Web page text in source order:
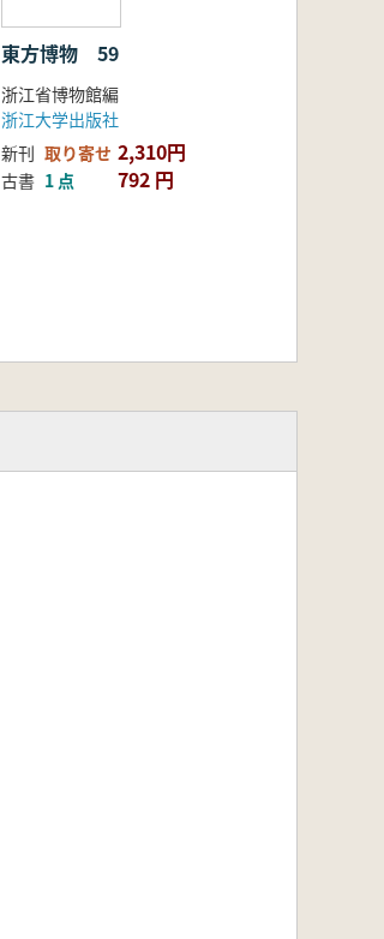
東方博物 59
浙江省博物館編
浙江大学出版社
新刊 取り寄せ 2,310円
古書 1 点 792 円